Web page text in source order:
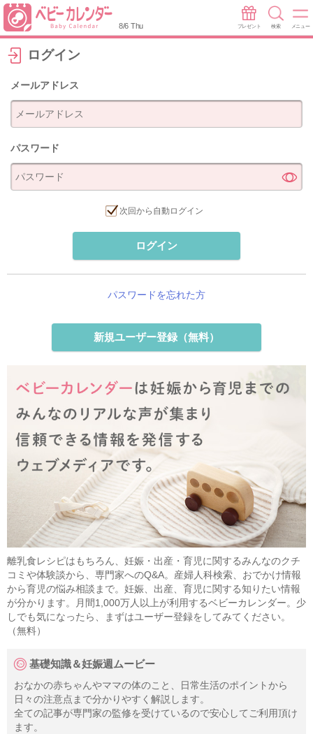
8/6 Thu プレゼント 検索 メニュー
ログイン
メールアドレス
パスワード
次回から自動ログイン
ログイン
パスワードを忘れた方
新規ユーザー登録（無料）
離乳食レシピはもちろん、妊娠・出産・育児に関するみんなのクチ
コミや体験談から、専門家へのQ&A。産婦人科検索、おでかけ情報
から育児の悩み相談まで。妊娠、出産、育児に関する知りたい情報
が分かります。月間1,000万人以上が利用するベビーカレンダー。少
しでも気になったら、まずはユーザー登録をしてみてください。
（無料）
基礎知識＆妊娠週ムービー
おなかの赤ちゃんやママの体のこと、日常生活のポイントから
日々の注意点まで分かりやすく解説します。
全ての記事が専門家の監修を受けているので安心してご利用頂け
ます。